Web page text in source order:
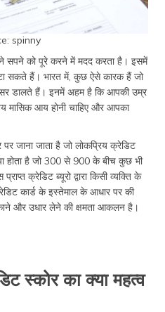
spinny
सपने को पूरे करने में मदद करता है। इसमें
सकते हैं। भारत में, कुछ ऐसे कारक हैं जो
डालते हैं। इनमें अहम है कि आपकी उम्र
मासिक आय होनी चाहिए और आपका
जाना जाता है जो लोकप्रिय क्रेडिट
होता है जो 300 से 900 के बीच कुछ भी
क्रेडिट ब्यूरो द्वारा किसी व्यक्ति के
कार्ड के इस्तेमाल के आधार पर की
और उधार लेने की क्षमता आकलन है।
स्कोर का क्या महत्व